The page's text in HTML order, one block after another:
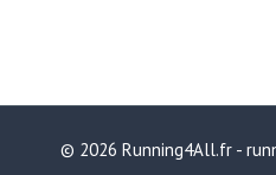
© 2026 Running4All.fr -